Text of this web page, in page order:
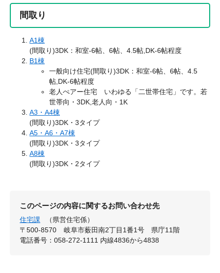
間取り
A1棟
(間取り)3DK：和室-6帖、6帖、4.5帖,DK-6帖程度
B1棟
一般向け住宅(間取り)3DK：和室-6帖、6帖、4.5
帖,DK-6帖程度
老人ぺアー住宅 いわゆる「二世帯住宅」です。若
世帯向・3DK,老人向・1K
A3・A4棟
(間取り)3DK・3タイプ
A5・A6・A7棟
(間取り)3DK・3タイプ
A8棟
(間取り)3DK・2タイプ
このページの内容に関するお問い合わせ先
住宅課
（県営住宅係）
〒500-8570
岐阜市薮田南2丁目1番1号 県庁11階
電話番号：058-272-1111 内線4836から4838